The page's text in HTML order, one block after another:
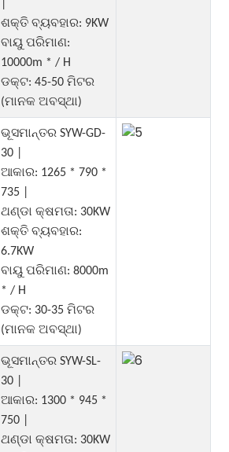
ଶକ୍ତି ବ୍ୟବହାର: 9KW
ବାୟୁ ପରିମାଣ:
10000m * / H
ଡକ୍ଟ: 45-50 ମିଟର
(ମାନକ ଅବସ୍ଥା)
ଭୂସମାନ୍ତର SYW-GD-
30 |
ଆକାର: 1265 * 790 *
735 |
ଥଣ୍ଡା କ୍ଷମତା: 30KW
ଶକ୍ତି ବ୍ୟବହାର:
6.7KW
ବାୟୁ ପରିମାଣ: 8000m
* / H
ଡକ୍ଟ: 30-35 ମିଟର
(ମାନକ ଅବସ୍ଥା)
ଭୂସମାନ୍ତର SYW-SL-
30 |
ଆକାର: 1300 * 945 *
750 |
ଥଣ୍ଡା କ୍ଷମତା: 30KW